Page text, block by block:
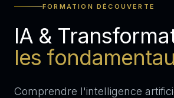
FORMATION DÉCOUVERTE
IA &
les
Comprendre l'intelligence